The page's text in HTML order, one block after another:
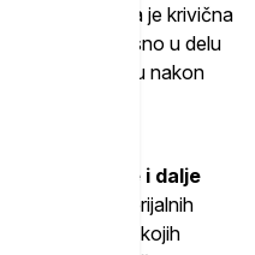
dela, zbog čega je krivična
odnosno u delu
pomoći učiniocu nakon
stanje i dalje
materijalnih
veštačenja, od kojih